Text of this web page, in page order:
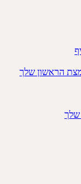
הראשון שלך
שלך